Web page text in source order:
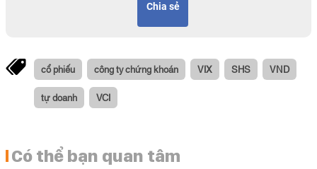
Chia sẻ
cổ phiếu công ty chứng khoán VIX SHS VND
tự doanh VCI
Có thể bạn quan tâm